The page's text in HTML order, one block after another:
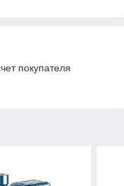
покупателя